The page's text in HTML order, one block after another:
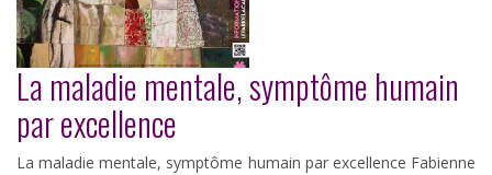
La maladie mentale, symptôme humain
par excellence
La maladie mentale, symptôme humain par excellence Fabienne